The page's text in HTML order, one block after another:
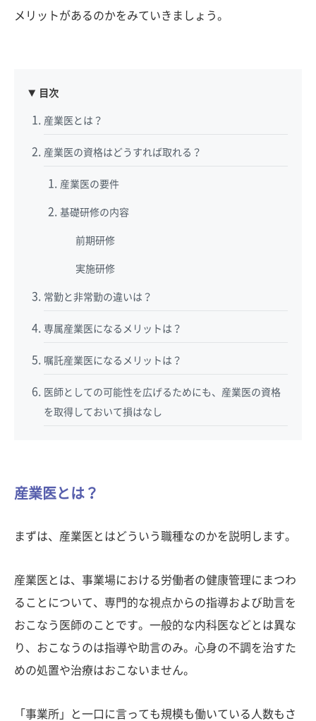
メリットがあるのかをみていきましょう。
目次
産業医とは？
産業医の資格はどうすれば取れる？
産業医の要件
基礎研修の内容
前期研修
実施研修
常勤と非常勤の違いは？
専属産業医になるメリットは？
嘱託産業医になるメリットは？
医師としての可能性を広げるためにも、産業医の資格
を取得しておいて損はなし
産業医とは？
まずは、産業医とはどういう職種なのかを説明します。
産業医とは、事業場における労働者の健康管理にまつわ
ることについて、専門的な視点からの指導および助言を
おこなう医師のことです。一般的な内科医などとは異な
り、おこなうのは指導や助言のみ。心身の不調を治すた
めの処置や治療はおこないません。
「事業所」と一口に言っても規模も働いている人数もさ